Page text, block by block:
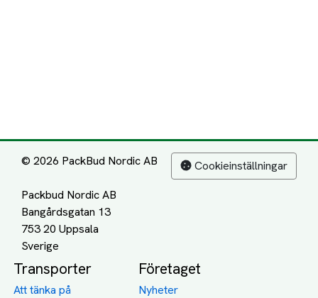
© 2026 PackBud Nordic AB
Packbud Nordic AB
Bangårdsgatan 13
753 20 Uppsala
Cookieinställningar
Transporter
Att tänka på
Företaget
Nyheter